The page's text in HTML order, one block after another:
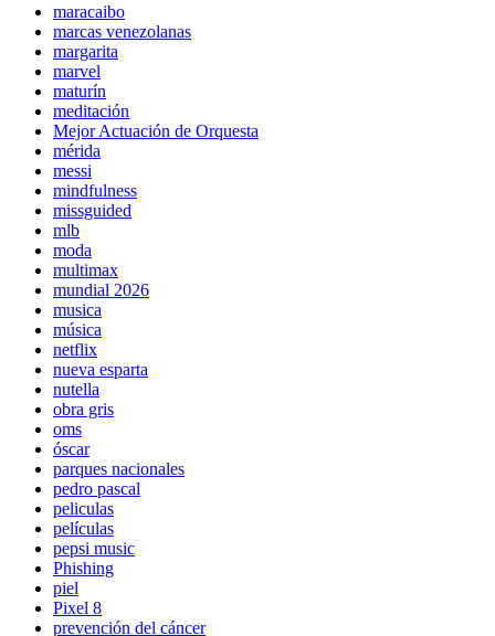
maracaibo
marcas venezolanas
margarita
marvel
maturín
meditación
Mejor Actuación de Orquesta
mérida
messi
mindfulness
missguided
mlb
moda
multimax
mundial 2026
musica
música
netflix
nueva esparta
nutella
obra gris
oms
óscar
parques nacionales
pedro pascal
peliculas
películas
pepsi music
Phishing
piel
Pixel 8
prevención del cáncer